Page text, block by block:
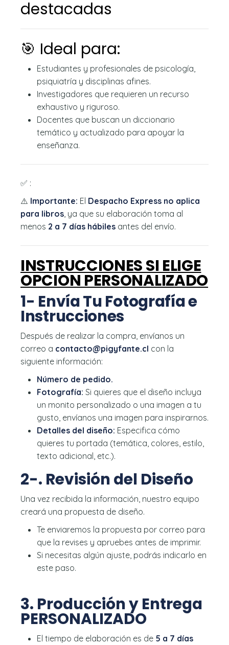
destacadas
🎯 Ideal para:
Estudiantes y profesionales de psicología,
psiquiatría y disciplinas afines.
Investigadores que requieren un recurso
exhaustivo y riguroso.
Docentes que buscan un diccionario
temático y actualizado para apoyar la
enseñanza.
✅ :
⚠️ Importante: El Despacho Express no aplica
para libros , ya que su elaboración toma al
menos 2 a 7 días hábiles antes del envío.
INSTRUCCIONES SI ELIGE
OPCION PERSONALIZADO
1- Envía Tu Fotografía e
Instrucciones
Después de realizar la compra, envíanos un
correo a contacto@pigyfante.cl con la
siguiente información:
Número de pedido.
Fotografía: Si quieres que el diseño incluya
un monito personalizado o una imagen a tu
gusto, envíanos una imagen para inspirarnos.
Detalles del diseño: Especifica cómo
quieres tu portada (temática, colores, estilo,
texto adicional, etc.).
2-. Revisión del Diseño
Una vez recibida la información, nuestro equipo
creará una propuesta de diseño.
Te enviaremos la propuesta por correo para
que la revises y apruebes antes de imprimir.
Si necesitas algún ajuste, podrás indicarlo en
este paso.
3. Producción y Entrega
PERSONALIZADO
El tiempo de elaboración es de 5 a 7 días